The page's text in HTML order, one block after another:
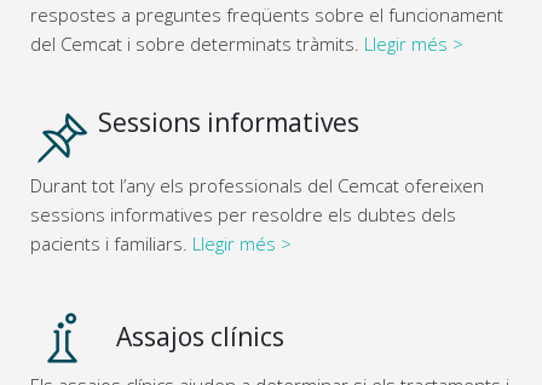
respostes a preguntes freqüents sobre el funcionament
del Cemcat i sobre determinats tràmits. Llegir més >
Sessions informatives
Durant tot l’any els professionals del Cemcat ofereixen
sessions informatives per resoldre els dubtes dels
pacients i familiars. Llegir més >
Assajos clínics